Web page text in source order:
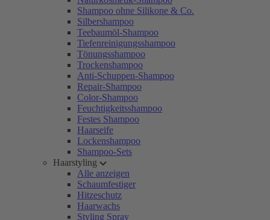
Shampoo ohne Silikone & Co.
Silbershampoo
Teebaumöl-Shampoo
Tiefenreinigungsshampoo
Tönungsshampoo
Trockenshampoo
Anti-Schuppen-Shampoo
Repair-Shampoo
Color-Shampoo
Feuchtigkeitsshampoo
Festes Shampoo
Haarseife
Lockenshampoo
Shampoo-Sets
Haarstyling
Alle anzeigen
Schaumfestiger
Hitzeschutz
Haarwachs
Styling Spray